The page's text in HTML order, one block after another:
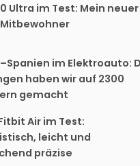
Ultra im Test: Mein neuer
im Elektroauto:
haben wir auf 2300
gemacht
Air im Test:
leicht und
präzise